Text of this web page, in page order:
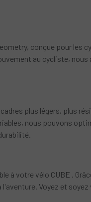
conçue pour
au cycliste,
plus légers, plus
nous pouvons
à votre vélo CUBE .
l'aventure. Voyez et